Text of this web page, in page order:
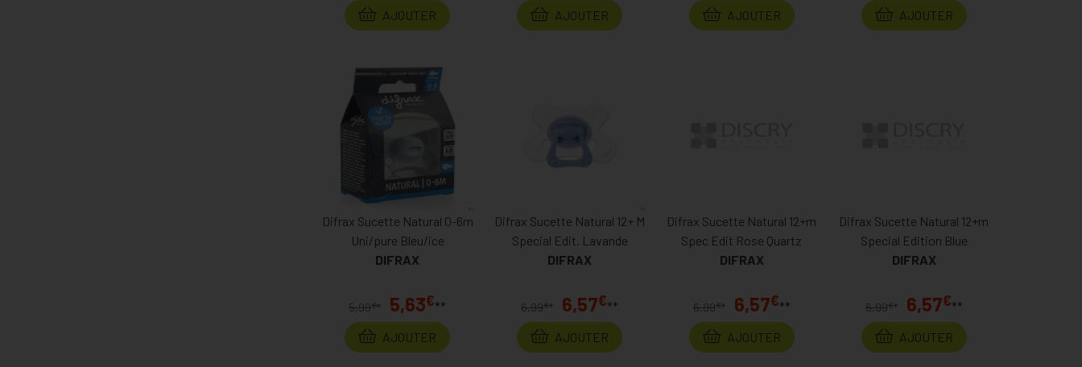
AJOUTER
AJOUTER
AJOUTER
AJOUTER
Difrax Sucette Natural 0-6m
Uni/pure Bleu/ice
DIFRAX
5,99€* 5,63€**
AJOUTER
Difrax Sucette Natural 12+ M
Special Edit. Lavande
DIFRAX
6,99€* 6,57€**
AJOUTER
Difrax Sucette Natural 12+m
Spec Edit Rose Quartz
DIFRAX
6,99€* 6,57€**
AJOUTER
Difrax Sucette Natural 12+m
Special Edition Blue
DIFRAX
6,99€ * 6,57€**
AJOUTER